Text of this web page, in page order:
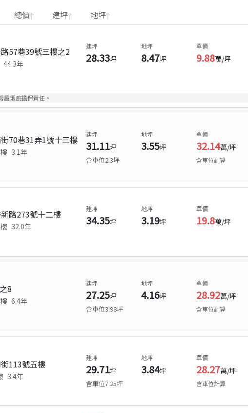
總價 建坪 地坪
57巷39號三樓之2
44.3年
建坪
28.33坪
地坪
8.47坪
單價
9.88萬/坪
屋瑕疵擔保責任。
70巷31弄1號十三樓
樓 3.1年
建坪
31.11坪
含車位2.3坪
地坪
3.55坪
單價
32.14萬/坪
含車位計算
路273號十二樓
樓 32.0年
建坪
34.35坪
地坪
3.19坪
單價
19.8萬/坪
8
樓 6.4年
建坪
27.25坪
含車位3.98坪
地坪
4.16坪
單價
28.92萬/坪
含車位計算
113號五樓
3.4年
建坪
29.71坪
含車位7.25坪
地坪
3.84坪
單價
28.27萬/坪
含車位計算